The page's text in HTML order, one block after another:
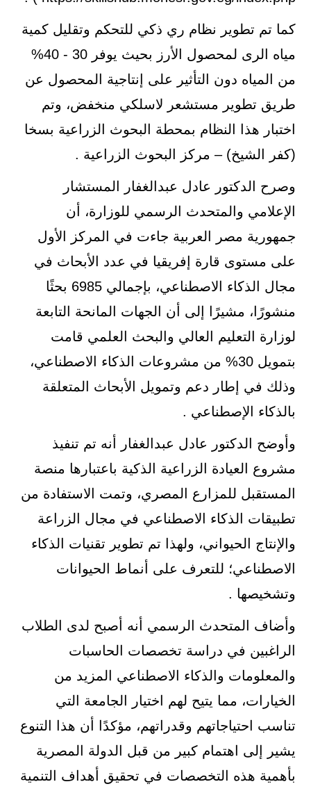
كما تم تطوير نظام ري ذكي للتحكم وتقليل كمية
مياه الرى لمحصول الأرز بحيث يوفر 30 - 40%
من المياه دون التأثير على إنتاجية المحصول عن
طريق تطوير مستشعر لاسلكي منخفض، وتم
اختبار هذا النظام بمحطة البحوث الزراعية بسخا
(كفر الشيخ) – مركز البحوث الزراعية .
وصرح الدكتور عادل عبدالغفار المستشار
الإعلامي والمتحدث الرسمي للوزارة، أن
جمهورية مصر العربية جاءت في المركز الأول
على مستوى قارة إفريقيا في عدد الأبحاث في
مجال الذكاء الاصطناعي، بإجمالي 6985 بحثًا
منشورًا، مشيرًا إلى أن الجهات المانحة التابعة
لوزارة التعليم العالي والبحث العلمي قامت
بتمويل 30% من مشروعات الذكاء الاصطناعي،
وذلك في إطار دعم وتمويل الأبحاث المتعلقة
بالذكاء الإصطناعي .
وأوضح الدكتور عادل عبدالغفار أنه تم تنفيذ
مشروع العيادة الزراعية الذكية باعتبارها منصة
المستقبل للمزارع المصري، وتمت الاستفادة من
تطبيقات الذكاء الاصطناعي في مجال الزراعة
والإنتاج الحيواني، ولهذا تم تطوير تقنيات الذكاء
الاصطناعي؛ للتعرف على أنماط الحيوانات
وتشخيصها .
وأضاف المتحدث الرسمي أنه أصبح لدى الطلاب
الراغبين في دراسة تخصصات الحاسبات
والمعلومات والذكاء الاصطناعي المزيد من
الخيارات، مما يتيح لهم اختيار الجامعة التي
تناسب احتياجاتهم وقدراتهم، مؤكدًا أن هذا التنوع
يشير إلى اهتمام كبير من قبل الدولة المصرية
بأهمية هذه التخصصات في تحقيق أهداف التنمية